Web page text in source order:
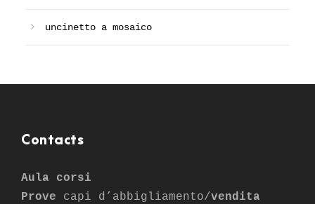
uncinetto a mosaico
Contacts
Aula corsi
Prove capi d’abbigliamento/vendita